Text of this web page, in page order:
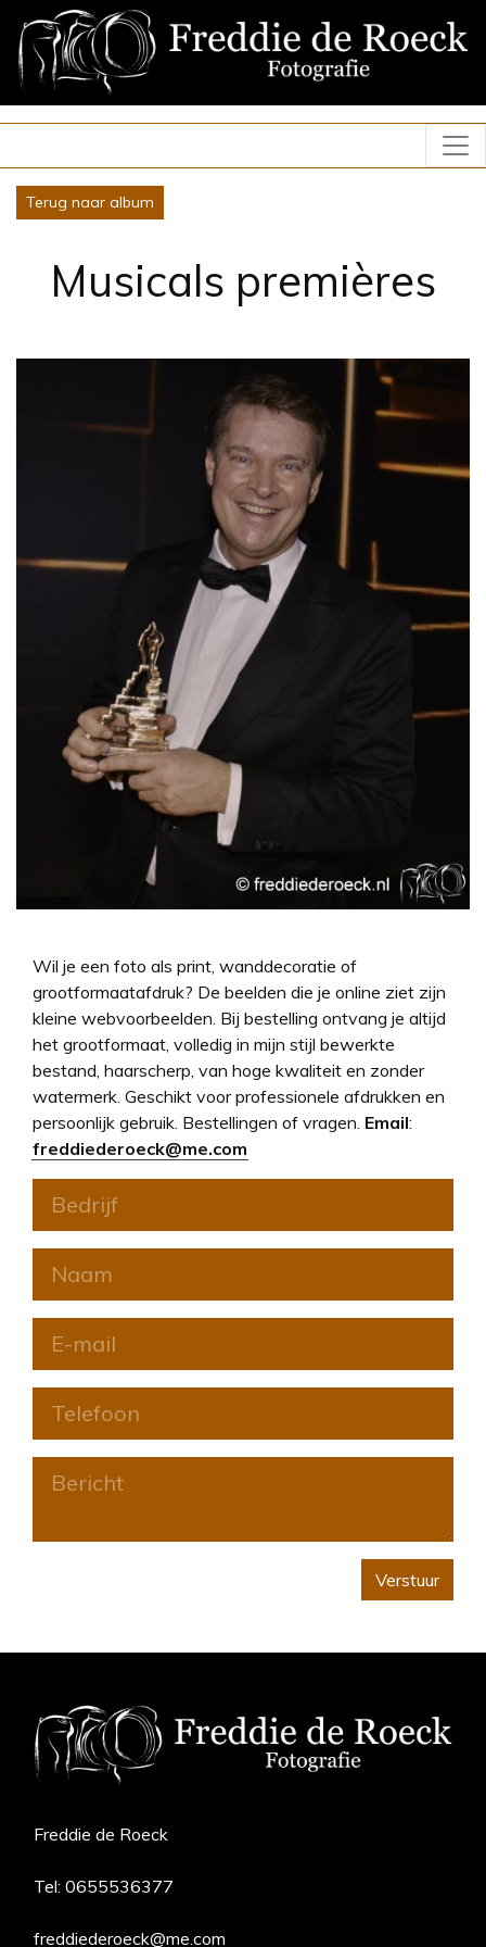
Terug naar album
Musicals premières
Wil je een foto als print, wanddecoratie of
grootformaatafdruk? De beelden die je online ziet zijn
kleine webvoorbeelden. Bij bestelling ontvang je altijd
het grootformaat, volledig in mijn stijl bewerkte
bestand, haarscherp, van hoge kwaliteit en zonder
watermerk. Geschikt voor professionele afdrukken en
persoonlijk gebruik. Bestellingen of vragen. Email:
freddiederoeck@me.com
Verstuur
Freddie de Roeck
Tel: 0655536377
freddiederoeck@me.com